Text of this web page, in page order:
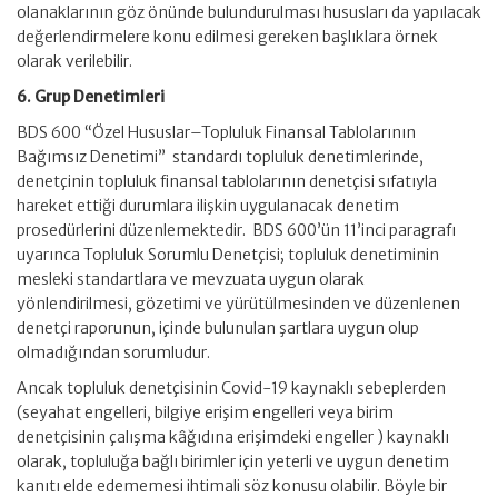
olanaklarının göz önünde bulundurulması hususları da yapılacak
değerlendirmelere konu edilmesi gereken başlıklara örnek
olarak verilebilir.
6. Grup Denetimleri
BDS 600 “Özel Hususlar–Topluluk Finansal Tablolarının
Bağımsız Denetimi” standardı topluluk denetimlerinde,
denetçinin topluluk finansal tablolarının denetçisi sıfatıyla
hareket ettiği durumlara ilişkin uygulanacak denetim
prosedürlerini düzenlemektedir. BDS 600’ün 11’inci paragrafı
uyarınca Topluluk Sorumlu Denetçisi; topluluk denetiminin
mesleki standartlara ve mevzuata uygun olarak
yönlendirilmesi, gözetimi ve yürütülmesinden ve düzenlenen
denetçi raporunun, içinde bulunulan şartlara uygun olup
olmadığından sorumludur.
Ancak topluluk denetçisinin Covid-19 kaynaklı sebeplerden
(seyahat engelleri, bilgiye erişim engelleri veya birim
denetçisinin çalışma kâğıdına erişimdeki engeller ) kaynaklı
olarak, topluluğa bağlı birimler için yeterli ve uygun denetim
kanıtı elde edememesi ihtimali söz konusu olabilir. Böyle bir